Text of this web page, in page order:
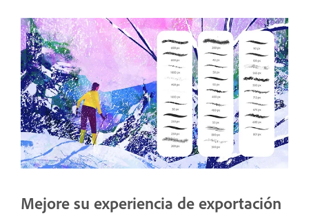
Mejore su experiencia de exportación